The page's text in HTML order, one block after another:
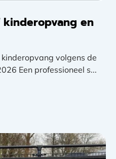
kinderopvang en
volgens de
Een professioneel s...